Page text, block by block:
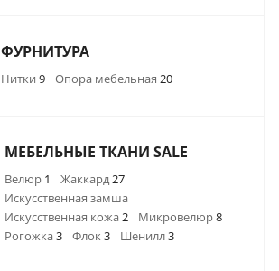
ФУРНИТУРА
Нитки 9 Опора мебельная 20
МЕБЕЛЬНЫЕ ТКАНИ SALE
Велюр 1 Жаккард27
Искусственная замша
Искусственная кожа2 Микровелюр8
Рогожка3 Флок3 Шенилл3